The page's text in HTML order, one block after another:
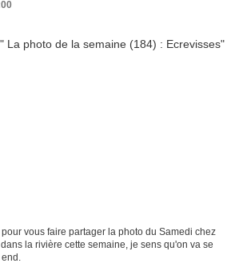
vous faire partager la photo du Samedi chez
la rivière cette semaine, je sens qu'on va se